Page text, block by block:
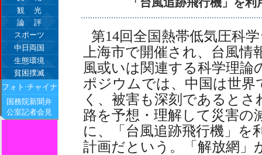
観 光
論 評
スポーツ
中日両国
生態環境
貧困撲滅
フォト·チャイナ
国務院新聞弁
公室記者会見
第14回全国熱帯低気圧科
上海市で開催され、台風
風或いは関連する科学理論
ポジウムでは、中国は世界
く、被害も深刻であると
路を予想・理解して災害の
に、「台風追跡飛行機」を
計画だという。「解放網」